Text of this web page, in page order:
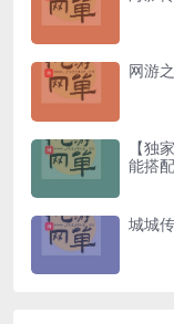
网游
【独
能搭
城城